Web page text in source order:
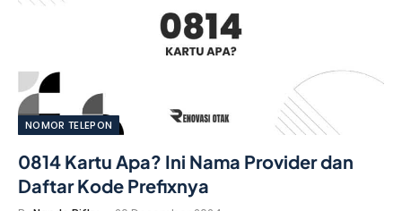
NOMOR TELEPON
0814 Kartu Apa? Ini Nama Provider dan
Daftar Kode Prefixnya